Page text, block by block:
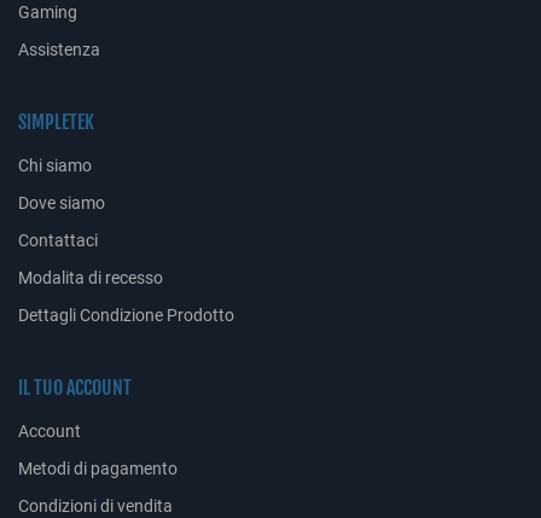
Gaming
Assistenza
SIMPLETEK
Chi siamo
Dove siamo
Contattaci
Modalita di recesso
Dettagli Condizione Prodotto
IL TUO ACCOUNT
Account
Metodi di pagamento
Condizioni di vendita